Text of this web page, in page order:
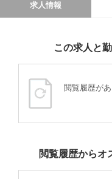
求人情報
この求人と
閲覧履歴が
閲覧履歴からオ